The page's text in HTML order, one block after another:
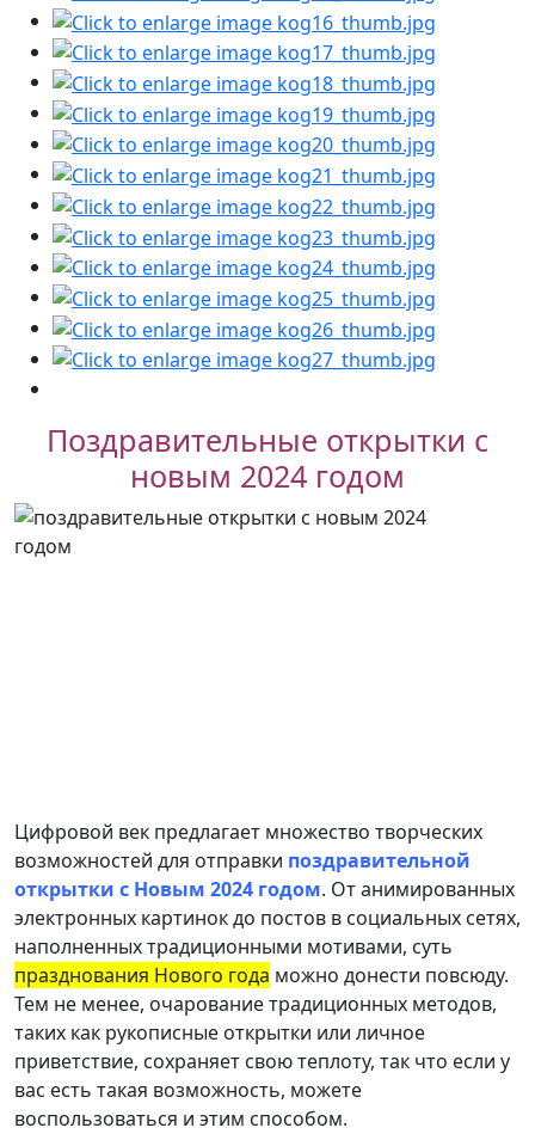
Поздравительные открытки с
новым 2024 годом
Цифровой век предлагает множество творческих
возможностей для отправки поздравительной
открытки с Новым 2024 годом. От анимированных
электронных картинок до постов в социальных сетях,
наполненных традиционными мотивами, суть
празднования Нового года можно донести повсюду.
Тем не менее, очарование традиционных методов,
таких как рукописные открытки или личное
приветствие, сохраняет свою теплоту, так что если у
вас есть такая возможность, можете
воспользоваться и этим способом.